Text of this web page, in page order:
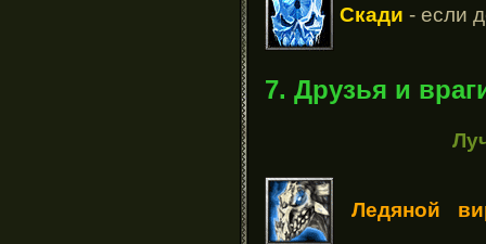
Скади - если
7. Друзья и
Ледяной